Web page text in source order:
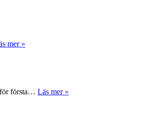
mer »
för första… Läs mer »